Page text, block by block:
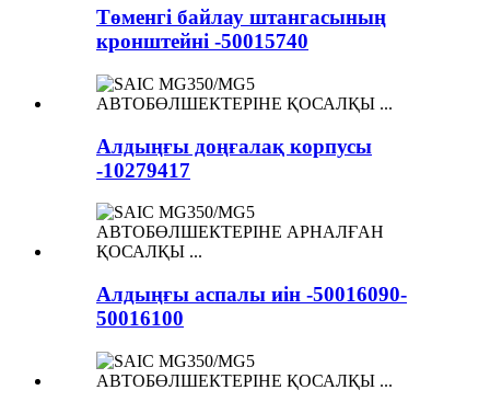
Төменгі байлау штангасының
кронштейні -50015740
Алдыңғы доңғалақ корпусы
-10279417
Алдыңғы аспалы иін -50016090-
50016100